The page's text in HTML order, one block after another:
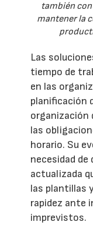
también
mantener la
Las
tiempo de
en las
planificación
organización
las
horario. Su
necesidad
actualizada
las plantillas
rapidez ante
imprevistos.